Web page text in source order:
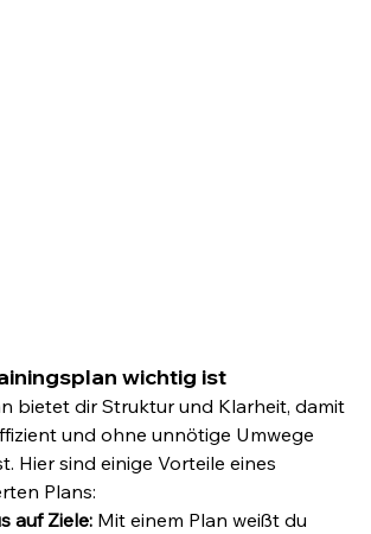
wichtig ist
bietet dir Struktur und Klarheit, damit
und ohne unnötige Umwege
Hier sind einige Vorteile eines
Plans:
auf Ziele: Mit einem Plan weißt du